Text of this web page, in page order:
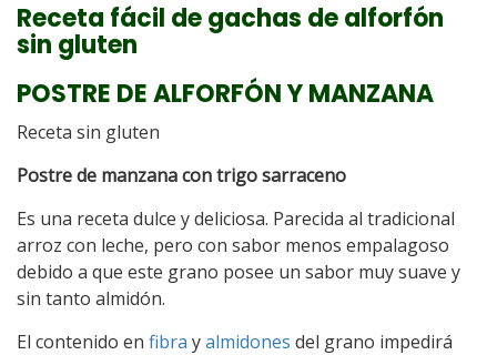
Receta fácil de gachas de alforfón
sin gluten
POSTRE DE ALFORFÓN Y MANZANA
Receta sin gluten
Postre de manzana con trigo sarraceno
Es una receta dulce y deliciosa. Parecida al tradicional
arroz con leche, pero con sabor menos empalagoso
debido a que este grano posee un sabor muy suave y
sin tanto almidón.
El contenido en fibra yalmidones del grano impedirá